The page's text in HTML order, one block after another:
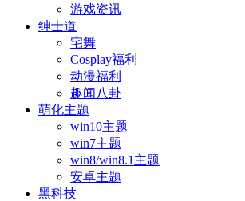
游戏资讯
绅士道
宅舞
Cosplay福利
动漫福利
趣闻八卦
萌化主题
win10主题
win7主题
win8/win8.1主题
安卓主题
黑科技